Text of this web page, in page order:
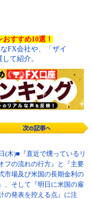
すすめ10選！
FX会社や、「ザイ
て紹介。
(木)■『直近で燻っているリ
フの流れの行方』と『主要
市場及び米国の長期金利の
、そして『明日に米国の雇
の発表を控える点』に注